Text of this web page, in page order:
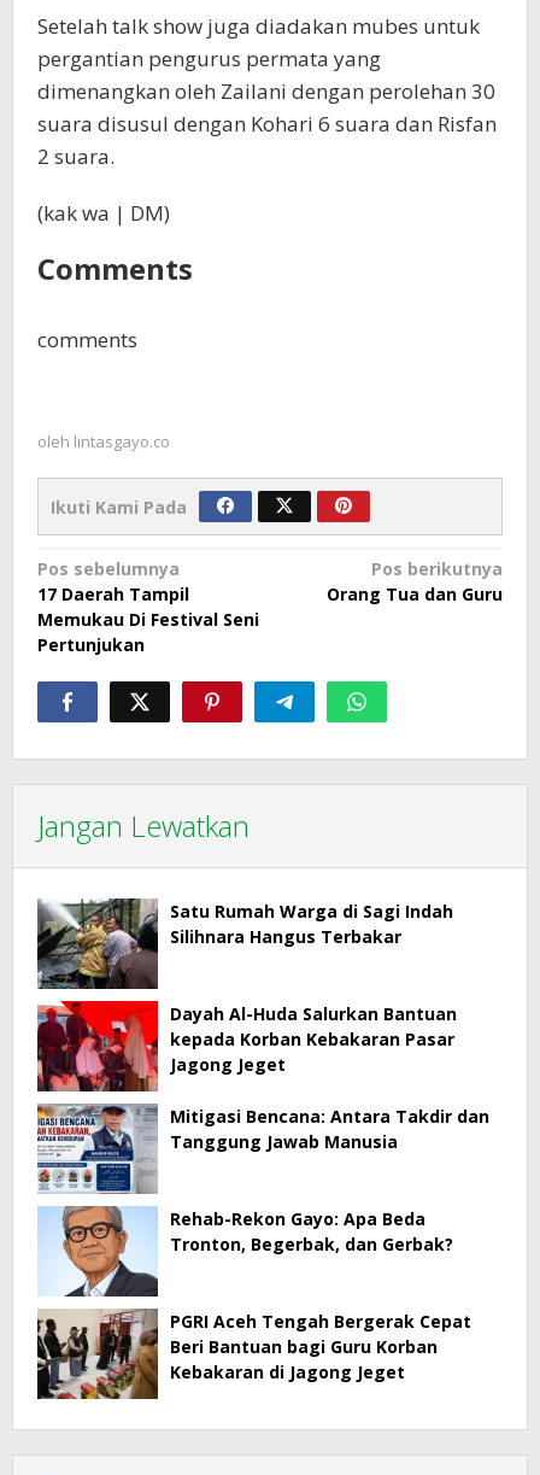
Setelah talk show juga diadakan mubes untuk
pergantian pengurus permata yang
dimenangkan oleh Zailani dengan perolehan 30
suara disusul dengan Kohari 6 suara dan Risfan
2 suara.
(kak wa | DM)
Comments
comments
oleh lintasgayo.co
Ikuti Kami Pada
Navigasi
pos
Pos sebelumnya
17 Daerah Tampil
Memukau Di Festival Seni
Pertunjukan
Pos berikutnya
Orang Tua dan Guru
Jangan Lewatkan
Satu Rumah Warga di Sagi Indah
Silihnara Hangus Terbakar
Dayah Al-Huda Salurkan Bantuan
kepada Korban Kebakaran Pasar
Jagong Jeget
Mitigasi Bencana: Antara Takdir dan
Tanggung Jawab Manusia
Rehab-Rekon Gayo: Apa Beda
Tronton, Begerbak, dan Gerbak?
PGRI Aceh Tengah Bergerak Cepat
Beri Bantuan bagi Guru Korban
Kebakaran di Jagong Jeget